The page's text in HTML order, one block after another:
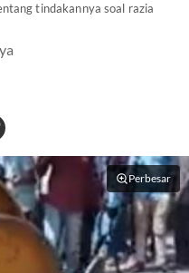
tindakannya soal razia
Perbesar